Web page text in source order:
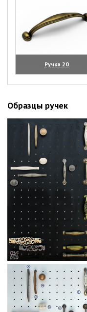
Ручка 20
(увеличить)
Образцы ручек